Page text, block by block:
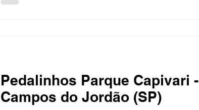
Pedalinhos Parque Capivari -
Campos do Jordão (SP)